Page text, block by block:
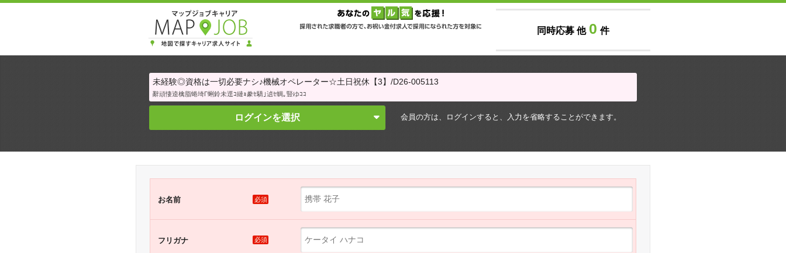
同時応募 他 0 件
未経験◎資格は一切必要ナシ♪機械オペレーター☆土日祝休【3】/D26-005113
辭頑悽逵檎脂蜷埼Γ蜊鈴未逕ｺ縺ｮ豢ｾ驕｣遉ｾ蜩｡豎ゆｺｺ
ログインを選択 会員の方は、ログインすると、入力を省略することができます。
お名前 必須
フリガナ 必須